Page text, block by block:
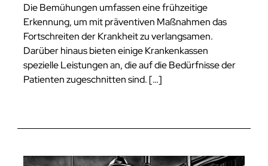
Die Bemühungen umfassen eine frühzeitige
Erkennung, um mit präventiven Maßnahmen das
Fortschreiten der Krankheit zu verlangsamen.
Darüber hinaus bieten einige Krankenkassen
spezielle Leistungen an, die auf die Bedürfnisse der
Patienten zugeschnitten sind. […]